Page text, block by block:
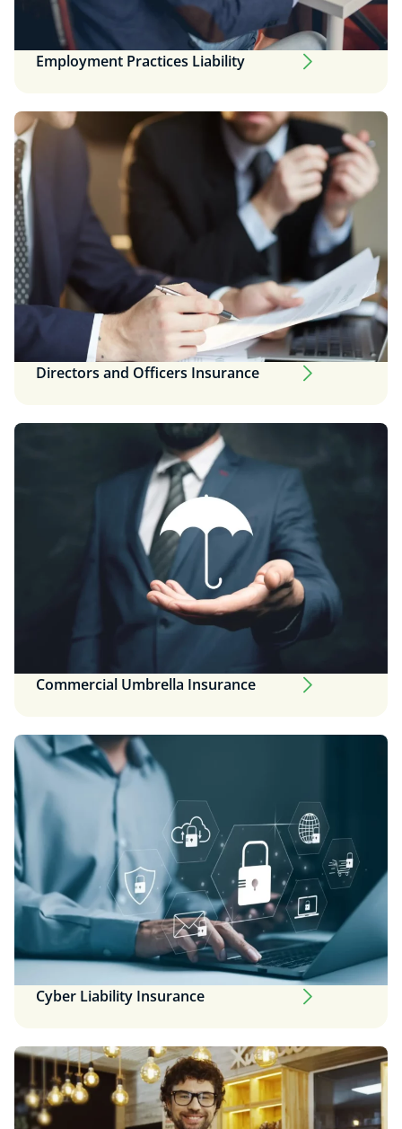
Employment Practices Liability
Directors and Officers Insurance
Commercial Umbrella Insurance
Cyber Liability Insurance